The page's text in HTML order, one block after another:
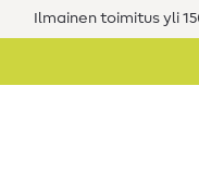
Ilmainen toimitus yli